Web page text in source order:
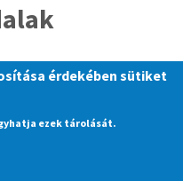
érdekében sütiket
ezek tárolását.